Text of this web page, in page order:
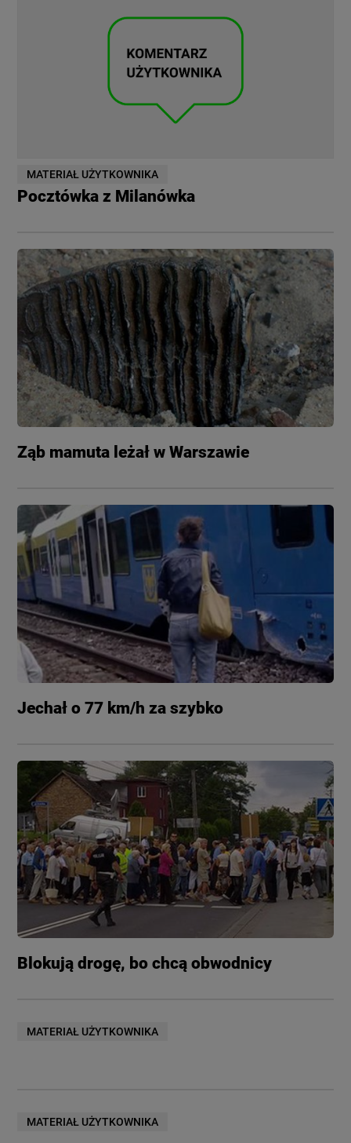
MATERIAŁ UŻYTKOWNIKA
Pocztówka z Milanówka
Ząb mamuta leżał w Warszawie
Jechał o 77 km/h za szybko
Blokują drogę, bo chcą obwodnicy
MATERIAŁ UŻYTKOWNIKA
MATERIAŁ UŻYTKOWNIKA